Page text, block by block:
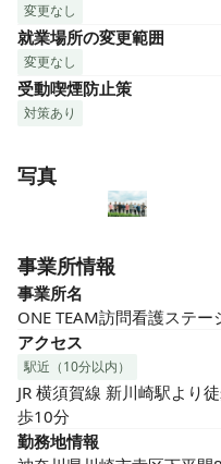
変更なし
就業場所の変更範囲
変更なし
受動喫煙防止策
対策あり
写真
事業所情報
事業所名
ONE TEAM訪問看護ステー
アクセス
駅近（10分以内）
JR 横須賀線 新川崎駅より
歩10分
勤務地情報